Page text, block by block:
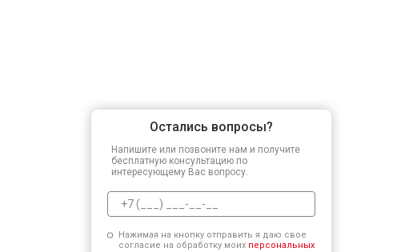
Остались вопросы?
Напишите или позвоните нам и получите
бесплатную консультацию по
интересующему Вас вопросу.
Нажимая на кнопку отправить я даю свое
согласие на обработку моих персональных